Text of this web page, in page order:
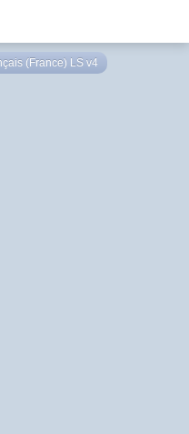
(France) LS v4